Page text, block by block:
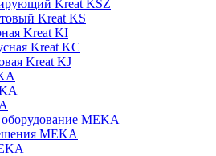
Kreat KSZ
Kreat KS
Kreat KI
Kreat KC
Kreat KJ
MEKA
MEKA